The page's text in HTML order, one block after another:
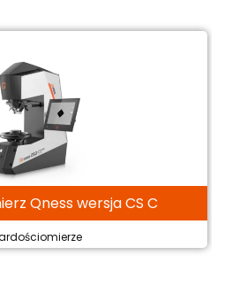
Qness wersja CS C